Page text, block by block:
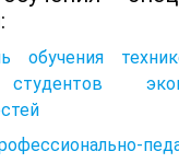
обучения